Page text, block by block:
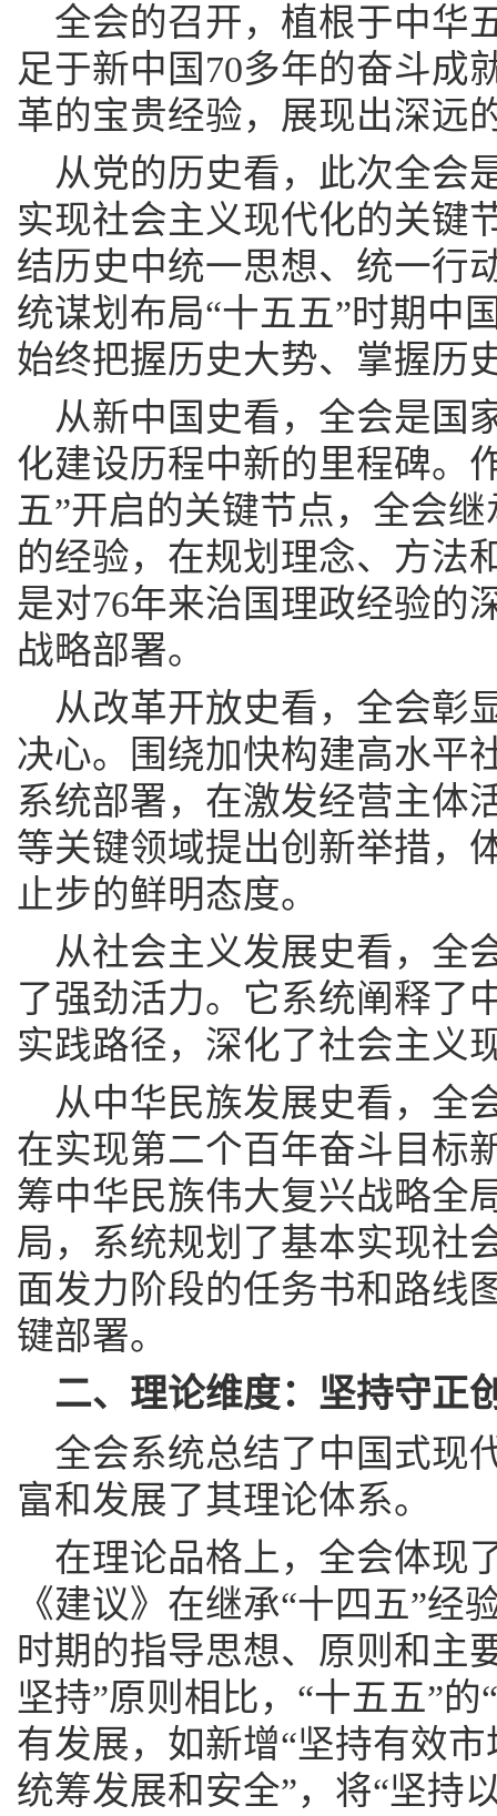
全会的召开，植根于中华
足于新中国70多年的奋斗成
革的宝贵经验，展现出深远
从党的历史看，此次全会
实现社会主义现代化的关键
结历史中统一思想、统一行
统谋划布局“十五五”时期中
始终把握历史大势、掌握历
从新中国史看，全会是国
化建设历程中新的里程碑。
五”开启的关键节点，全会
的经验，在规划理念、方法
是对76年来治国理政经验的
战略部署。
从改革开放史看，全会彰
决心。围绕加快构建高水平
系统部署，在激发经营主体
等关键领域提出创新举措，
止步的鲜明态度。
从社会主义发展史看，全
了强劲活力。它系统阐释了
实践路径，深化了社会主义
从中华民族发展史看，全
在实现第二个百年奋斗目标
筹中华民族伟大复兴战略全
局，系统规划了基本实现社
面发力阶段的任务书和路线
键部署。
二、理论维度：坚持守正
全会系统总结了中国式现
富和发展了其理论体系。
在理论品格上，全会体现
《建议》在继承“十四五”经
时期的指导思想、原则和主
坚持”原则相比，“十五五”
有发展，如新增“坚持有效
统筹发展和安全”，将“坚持